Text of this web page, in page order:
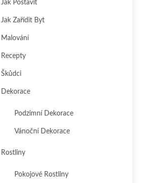
Jak Postavit
Jak Zařídit Byt
Malování
Recepty
Škůdci
Dekorace
Podzimní Dekorace
Vánoční Dekorace
Rostliny
Pokojové Rostliny